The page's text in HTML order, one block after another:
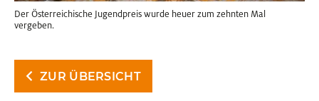
Der Österreichische Jugendpreis wurde heuer zum zehnten Mal
vergeben.
ZUR ÜBERSICHT